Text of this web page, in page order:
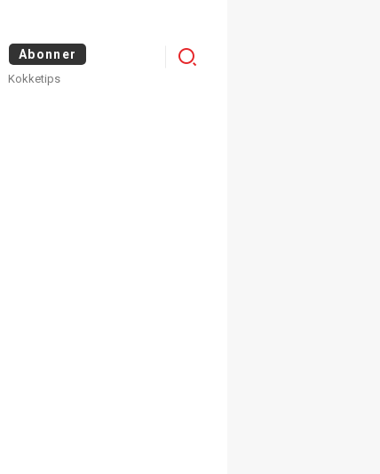
Abonner
Kokketips
Menu